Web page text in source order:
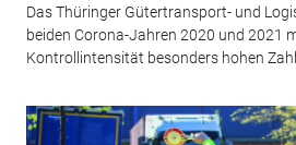
Das Thüringer Gütertransport- und
beiden Corona-Jahren 2020 und 2021
Kontrollintensität besonders hohen